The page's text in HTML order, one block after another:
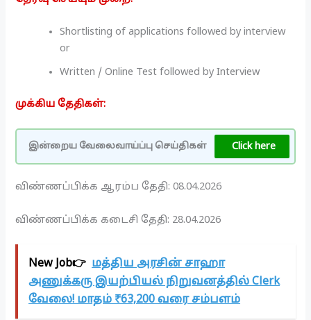
Shortlisting of applications followed by interview
or
Written / Online Test followed by Interview
முக்கிய தேதிகள்:
இன்றைய வேலைவாய்ப்பு செய்திகள் Click here
விண்ணப்பிக்க ஆரம்ப தேதி: 08.04.2026
விண்ணப்பிக்க கடைசி தேதி: 28.04.2026
New Job👉 மத்திய அரசின் சாஹா
அணுக்கரு இயற்பியல் நிறுவனத்தில் Clerk
வேலை! மாதம் ₹63,200 வரை சம்பளம்